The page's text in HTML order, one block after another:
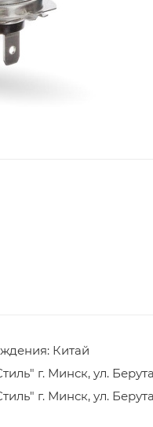
Китай
г. Минск, ул.
г. Минск, ул.